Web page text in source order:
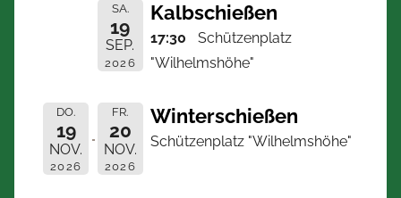
SA.
19
SEP.
2026
Kalbschießen
17:30
Schützenplatz
"Wilhelmshöhe"
DO.
19
NOV.
2026
FR.
20
NOV.
2026
Winterschießen
Schützenplatz "Wilhelmshöhe"